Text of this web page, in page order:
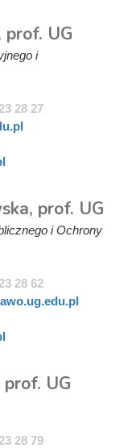
prof. UG
i
28 27
prof. UG
i Ochrony
28 62
prof. UG
28 79